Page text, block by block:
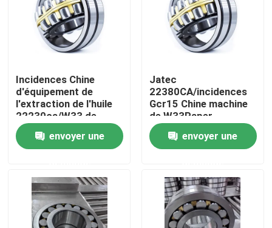
Domicile
Des produits
Vidéos
Incidences Chine
d'équipement de
l'extraction de l'huile
22230ca/W33 de
Jacet
envoyer une
Jatec
22380CA/incidences
Gcr15 Chine machine
de W33Paper
envoyer une